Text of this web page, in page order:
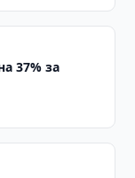
37% за